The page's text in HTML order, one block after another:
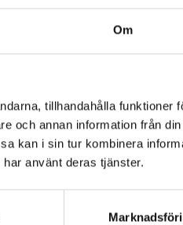
Om
tillhandahålla funktioner
och annan information från din
kan i sin tur kombinera
använt deras tjänster.
Lock Acclaim
- DEMO
4-trådig overlock
Luftträdning
Aut.trådspänning
Made in Japan